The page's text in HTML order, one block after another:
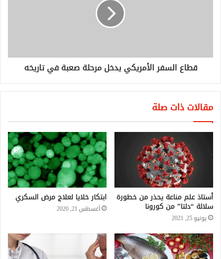
قطاع السفر الأمريكي يدخل مرحلة صعبة في تاريخه
مقالات ذات صلة
أستاذ علم مناعة يحذر من خطورة
سلالة “دلتا” من كورونا
يونيو 25, 2021
ابتكار خلايا لعلاج مرض السكري
أغسطس 21, 2020